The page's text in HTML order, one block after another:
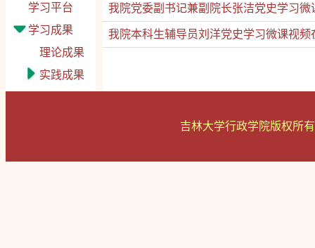
学习平台
学习成果
理论成果
实践成果
我院党委副书记兼副院长张洁党史学习
我院本科生辅导员刘洋党史学习微课视
吉林大学行政学院版权所